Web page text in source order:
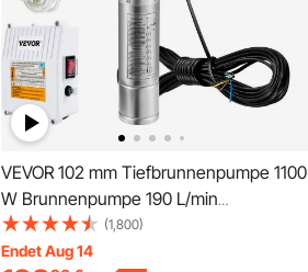
VEVOR 102 mm Tiefbrunnenpumpe 1100
W Brunnenpumpe 190 L/min
Tauchpumpe max Förderhöhe 57m
Rohrpumpe 230 V 50 Hz Sandpumpe
(1,800)
Endet Aug 14